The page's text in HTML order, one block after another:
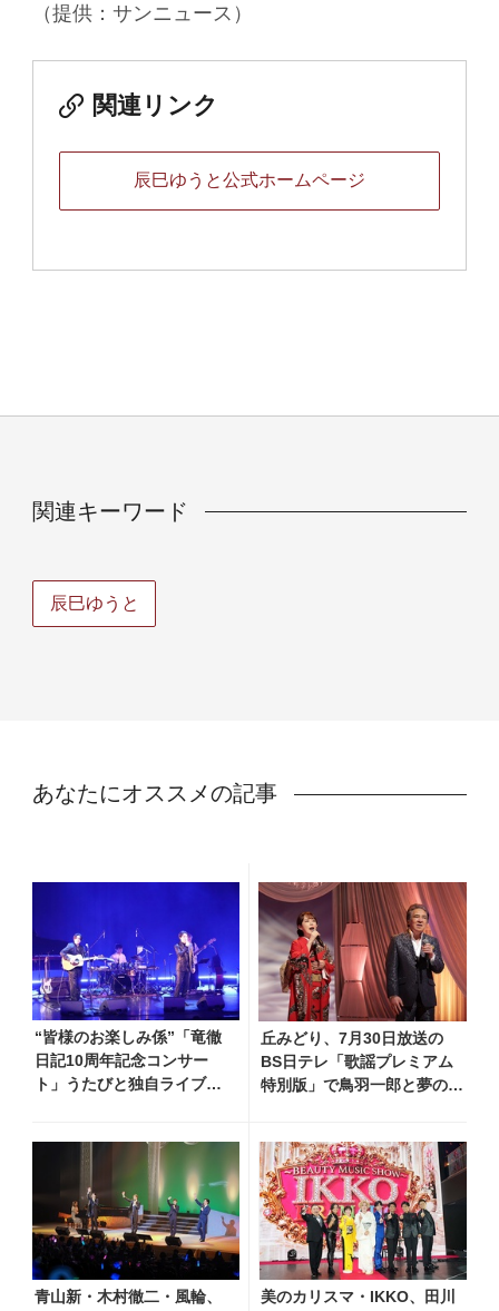
（提供：サンニュース）
関連リンク
辰巳ゆうと公式ホームページ
関連キーワード
辰巳ゆうと
あなたにオススメの記事
“皆様のお楽しみ係”「竜徹
日記10周年記念コンサー
ト」うたびと独自ライブレ
丘みどり、7月30日放送の
BS日テレ「歌謡プレミアム
特別版」で鳥羽一郎と夢のデ
青山新・木村徹二・風輪、
美のカリスマ・IKKO、田川